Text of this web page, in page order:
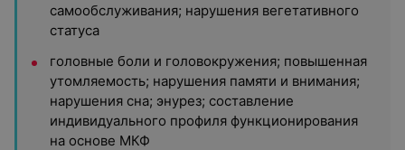
самообслуживания; нарушения вегетативного
статуса
головные боли и головокружения; повышенная
утомляемость; нарушения памяти и внимания;
нарушения сна; энурез; составление
индивидуального профиля функционирования
на основе МКФ